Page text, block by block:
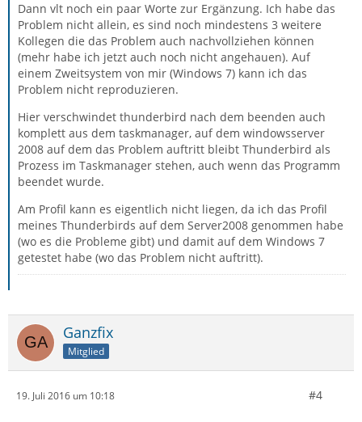
Dann vlt noch ein paar Worte zur Ergänzung. Ich habe das
Problem nicht allein, es sind noch mindestens 3 weitere
Kollegen die das Problem auch nachvollziehen können
(mehr habe ich jetzt auch noch nicht angehauen). Auf
einem Zweitsystem von mir (Windows 7) kann ich das
Problem nicht reproduzieren.
Hier verschwindet thunderbird nach dem beenden auch
komplett aus dem taskmanager, auf dem windowsserver
2008 auf dem das Problem auftritt bleibt Thunderbird als
Prozess im Taskmanager stehen, auch wenn das Programm
beendet wurde.
Am Profil kann es eigentlich nicht liegen, da ich das Profil
meines Thunderbirds auf dem Server2008 genommen habe
(wo es die Probleme gibt) und damit auf dem Windows 7
getestet habe (wo das Problem nicht auftritt).
Ganzfix
Mitglied
19. Juli 2016 um 10:18 #4